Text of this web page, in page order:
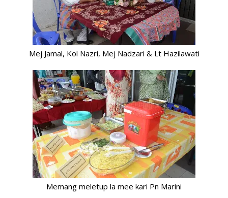
Mej Jamal, Kol Nazri, Mej Nadzari & Lt Hazilawati
Memang meletup la mee kari Pn Marini